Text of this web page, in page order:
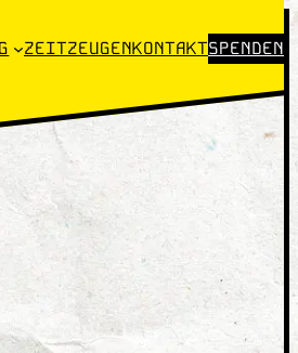
ZEITZEUGENKONTAKTSPENDEN